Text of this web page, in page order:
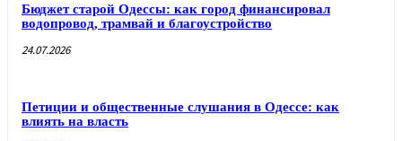
Бюджет старой Одессы: как город финансировал
водопровод, трамвай и благоустройство
24.07.2026
Петиции и общественные слушания в Одессе: как
влиять на власть